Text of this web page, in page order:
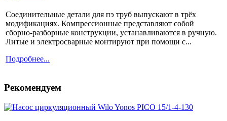
Соединительные детали для пэ труб выпускают в трёх
модификациях. Компрессионные представляют собой
сборно-разборные конструкции, устанавливаются в ручную.
Литые и электросварные монтируют при помощи с...
Подробнее...
Рекомендуем